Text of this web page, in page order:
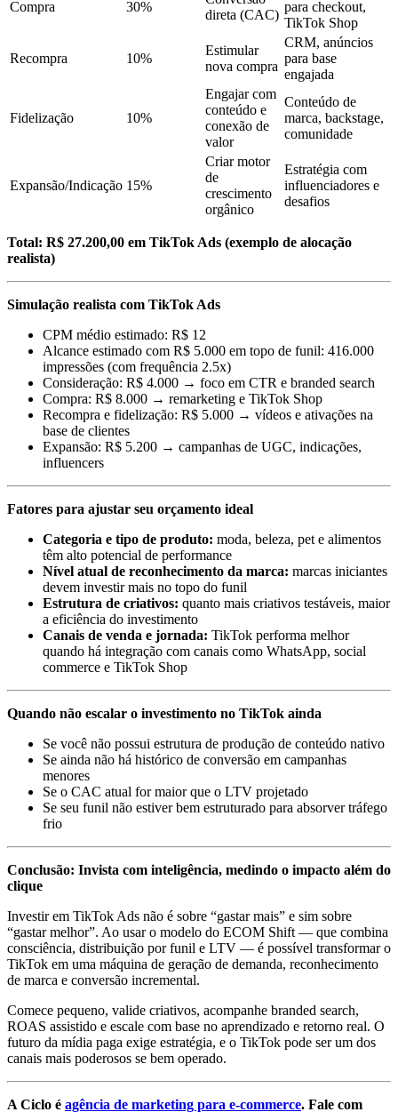
Compra 30%
direta (CAC)
para checkout,
TikTok Shop
Recompra 10%
Estimular
nova compra
CRM, anúncios
para base
engajada
Fidelização 10%
Engajar com
conteúdo e
conexão de
valor
Conteúdo de
marca, backstage,
comunidade
Expansão/Indicação 15%
Criar motor
de
crescimento
orgânico
Estratégia com
influenciadores e
desafios
Total: R$ 27.200,00 em TikTok Ads (exemplo de alocação
realista)
Simulação realista com TikTok Ads
CPM médio estimado: R$ 12
Alcance estimado com R$ 5.000 em topo de funil: 416.000
impressões (com frequência 2.5x)
Consideração: R$ 4.000 → foco em CTR e branded search
Compra: R$ 8.000 → remarketing e TikTok Shop
Recompra e fidelização: R$ 5.000 → vídeos e ativações na
base de clientes
Expansão: R$ 5.200 → campanhas de UGC, indicações,
influencers
Fatores para ajustar seu orçamento ideal
Categoria e tipo de produto: moda, beleza, pet e alimentos
têm alto potencial de performance
Nível atual de reconhecimento da marca: marcas iniciantes
devem investir mais no topo do funil
Estrutura de criativos: quanto mais criativos testáveis, maior
a eficiência do investimento
Canais de venda e jornada: TikTok performa melhor
quando há integração com canais como WhatsApp, social
commerce e TikTok Shop
Quando não escalar o investimento no TikTok ainda
Se você não possui estrutura de produção de conteúdo nativo
Se ainda não há histórico de conversão em campanhas
menores
Se o CAC atual for maior que o LTV projetado
Se seu funil não estiver bem estruturado para absorver tráfego
frio
Conclusão: Invista com inteligência, medindo o impacto além do
clique
Investir em TikTok Ads não é sobre “gastar mais” e sim sobre
“gastar melhor”. Ao usar o modelo do ECOM Shift — que combina
consciência, distribuição por funil e LTV — é possível transformar o
TikTok em uma máquina de geração de demanda, reconhecimento
de marca e conversão incremental.
Comece pequeno, valide criativos, acompanhe branded search,
ROAS assistido e escale com base no aprendizado e retorno real. O
futuro da mídia paga exige estratégia, e o TikTok pode ser um dos
canais mais poderosos se bem operado.
A Ciclo é agência de marketing para e-commerce. Fale com